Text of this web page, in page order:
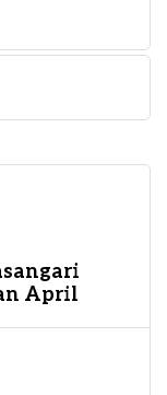
April